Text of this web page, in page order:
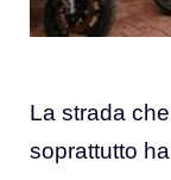
La strada
soprattutto